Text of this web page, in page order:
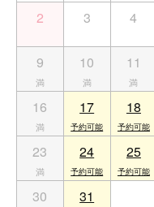
2 3 4
9 10 11
16 17 18
23 24 25
30 31